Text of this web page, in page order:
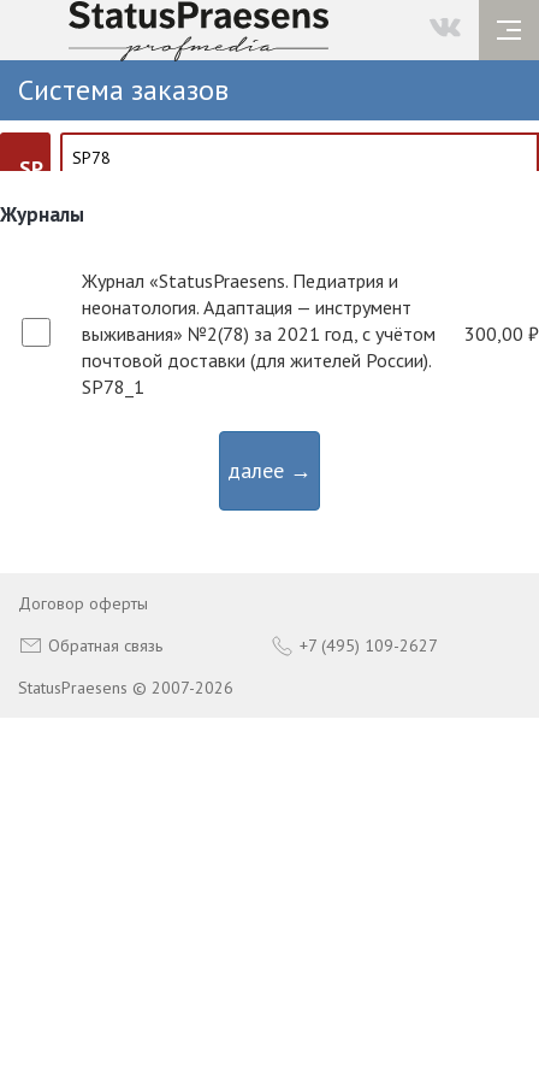
Система заказов
SP
Журналы
Журнал «StatusPraesens. Педиатрия и
неонатология. Адаптация — инструмент
выживания» №2(78) за 2021 год, с учётом
почтовой доставки (для жителей России).
SP78_1
300,00 ₽
далее →
Договор оферты
Обратная связь
+7 (495) 109-2627
StatusPraesens © 2007-2026